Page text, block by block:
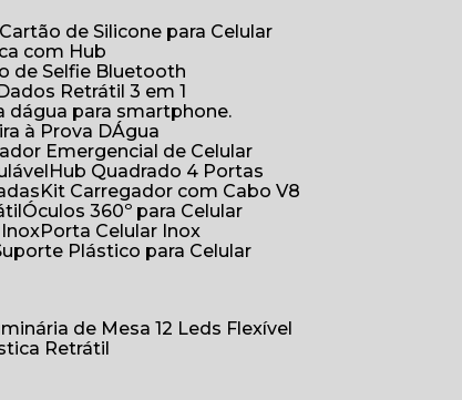
de Silicone para Celular
com Hub
de Selfie Bluetooth
Retrátil 3 em 1
dágua para smartphone.
à Prova DÁgua
Emergencial de Celular
Hub Quadrado 4 Portas
Kit Carregador com Cabo V8
Óculos 360º para Celular
Inox
Porta Celular Inox
Suporte Plástico para Celular
de Mesa 12 Leds Flexível
Retrátil